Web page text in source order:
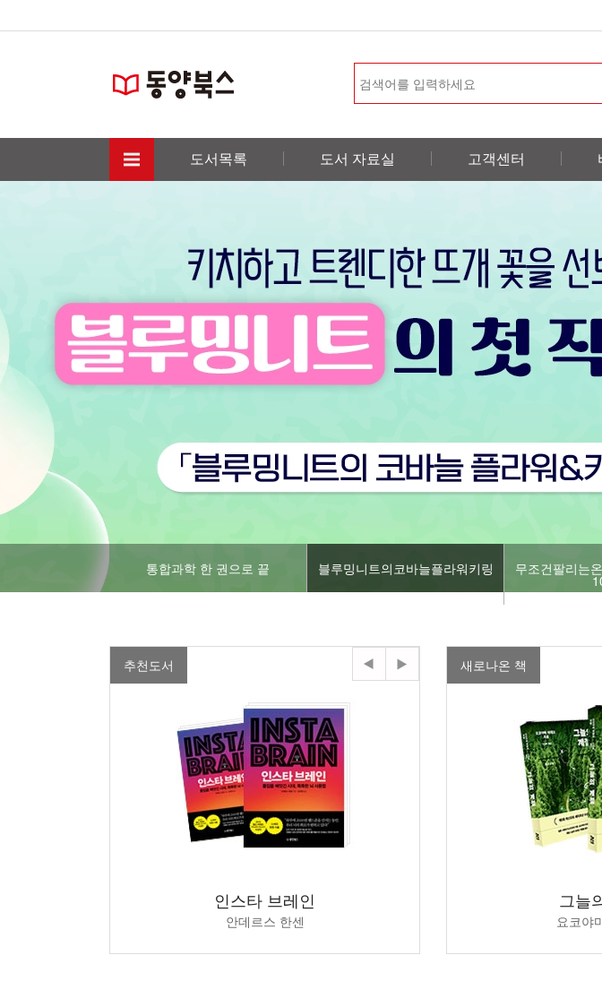
도서목록 도서 자료실 고객센터
통합과학 한 권으로 끝 블루밍니트의코바늘플라워키링 무조건팔리는
추천도서
인스타 브레인
안데르스 한센
무조건 팔리는 마
온라인,스토리,
새로나온 책
선택받는 브랜드의 조건
오가와 고스케, 로손편의점
그늘
요코야
자연
소은 박